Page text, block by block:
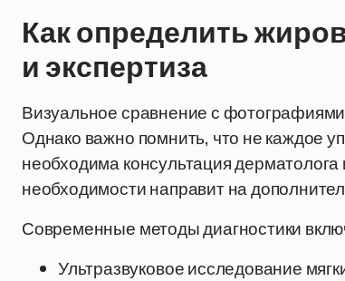
Как определить
и экспертиза
Визуальное сравнение с
Однако важно помнить, что не каждое
необходима консультация
необходимости направит на
Современные методы диагностики
Ультразвуковое исследование